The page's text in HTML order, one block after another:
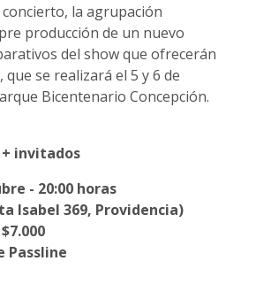
la agrupación
producción de un nuevo
del show que ofrecerán
, que se realizará el 5 y 6 de
Bicentenario Concepción.
invitados
- 20:00 horas
Isabel 369, Providencia)
Passline